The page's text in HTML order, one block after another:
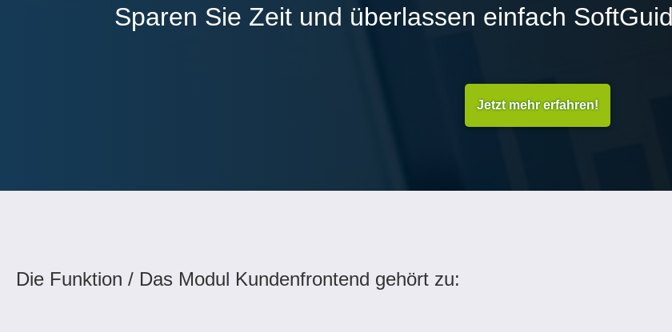
Sparen Sie Zeit und überlassen einfach
Jetzt mehr erfahren!
Die Funktion / Das Modul Kundenfrontend gehört zu: